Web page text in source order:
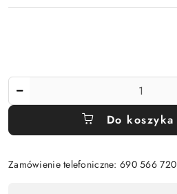
Do koszyka
Zamówienie telefoniczne: 690 566 720